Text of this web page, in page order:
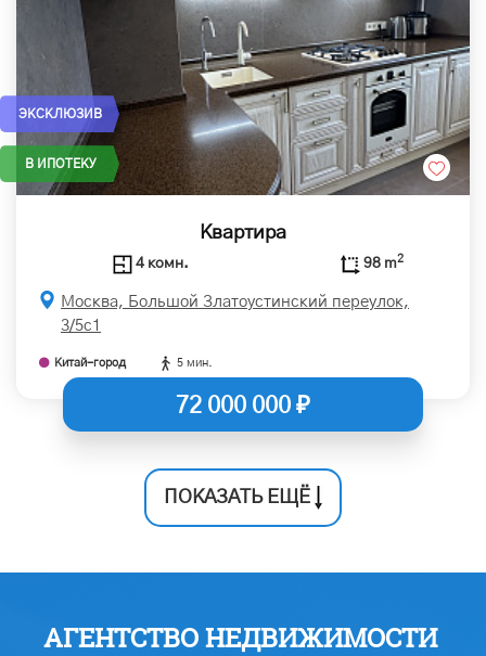
ЭКСКЛЮЗИВ
В ИПОТЕКУ
Квартира
4 комн. 98 m2
Москва, Большой Златоустинский переулок,
3/5с1
Китай-город 5 мин.
72 000 000 ₽
ПОКАЗАТЬ ЕЩЁ
АГЕНТСТВО НЕДВИЖИМОСТИ